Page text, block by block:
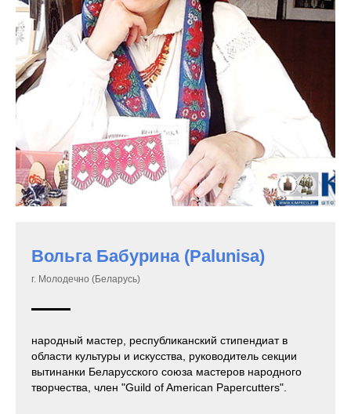
Вольга Бабурина (Palunisa)
г. Молодечно (Беларусь)
народный мастер, республиканский стипендиат в
области культуры и искусства, руководитель секции
вытинанки Беларусского союза мастеров народного
творчества, член "Guild of American Papercutters".